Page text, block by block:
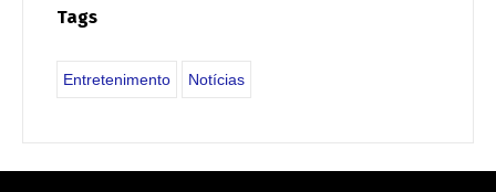
Tags
Entretenimento Notícias